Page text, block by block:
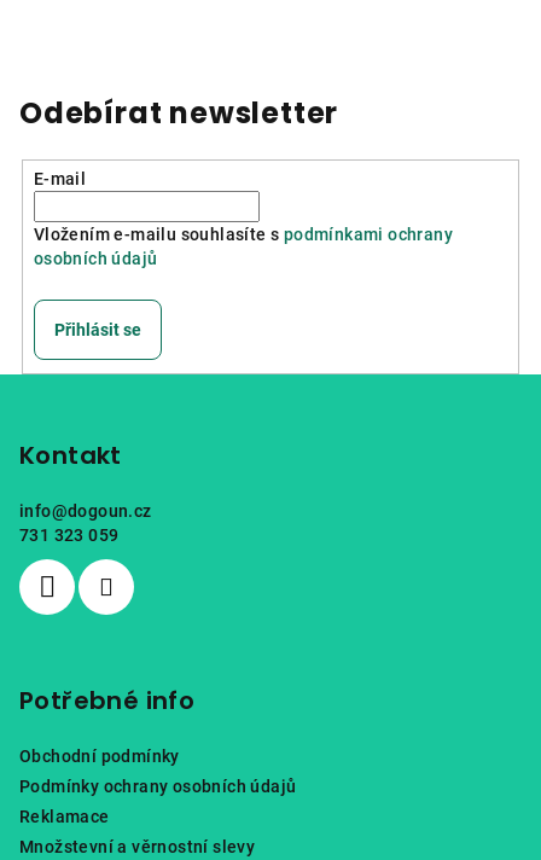
Odebírat newsletter
E-mail
Vložením e-mailu souhlasíte s podmínkami ochrany
osobních údajů
Přihlásit se
Kontakt
info@dogoun.cz
731 323 059
Potřebné info
Obchodní podmínky
Podmínky ochrany osobních údajů
Reklamace
Množstevní a věrnostní slevy